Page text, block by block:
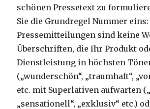
schönen Pressetext zu
Sie die Grundregel Nummer eins:
Pressemitteilungen sind keine
Überschriften, die Ihr Produkt
Dienstleistung in höchsten
(„wunderschön“, „traumhaft“,
etc. mit Superlativen aufwarten
„sensationell“, „exklusiv“ etc.)